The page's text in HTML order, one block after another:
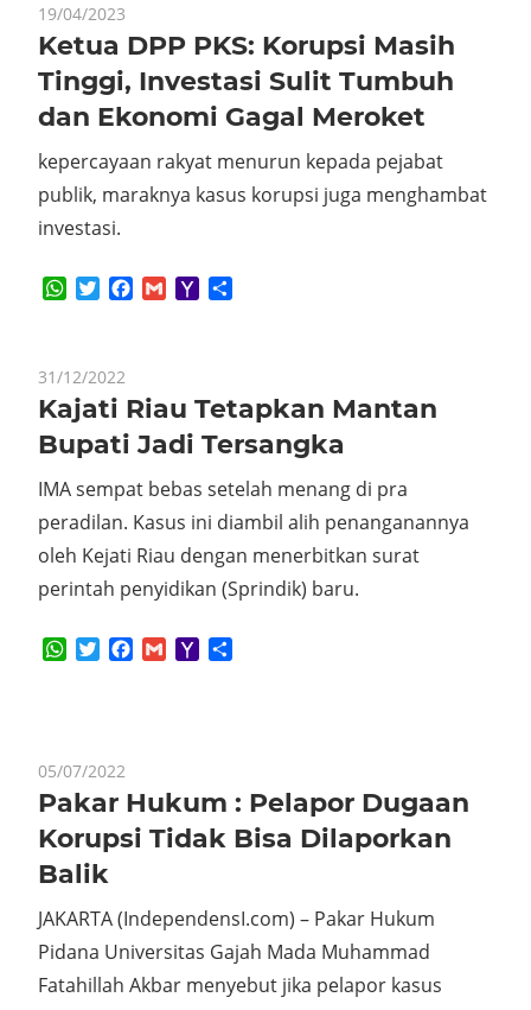
19/04/2023
Ketua DPP PKS: Korupsi Masih
Tinggi, Investasi Sulit Tumbuh
dan Ekonomi Gagal Meroket
kepercayaan rakyat menurun kepada pejabat
publik, maraknya kasus korupsi juga menghambat
investasi.
WhatsApp
TwitterFacebook
GmailYahoo
31/12/2022
Kajati Riau Tetapkan Mantan
Bupati Jadi Tersangka
IMA sempat bebas setelah menang di pra
peradilan. Kasus ini diambil alih penanganannya
oleh Kejati Riau dengan menerbitkan surat
perintah penyidikan (Sprindik) baru.
WhatsApp
TwitterFacebook
GmailYahoo
05/07/2022
Pakar Hukum : Pelapor Dugaan
Korupsi Tidak Bisa Dilaporkan
Balik
JAKARTA (IndependensI.com) – Pakar Hukum
Pidana Universitas Gajah Mada Muhammad
Fatahillah Akbar menyebut jika pelapor kasus